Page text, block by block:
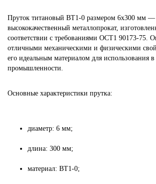
Пруток титановый ВТ1-0 размером 6х300 мм —
высококачественный металлопрокат,
соответствии с требованиями ОСТ1 90173-75.
отличными механическими и физическими
его идеальным материалом для использования
промышленности.
Основные характеристики прутка:
диаметр: 6 мм;
длина: 300 мм;
материал: ВТ1-0;